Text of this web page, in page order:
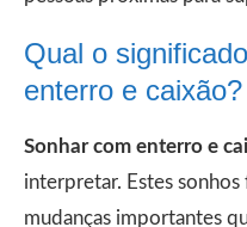
Qual o
enterro e caixão?
Sonhar com enterro e
interpretar. Estes
mudanças importantes